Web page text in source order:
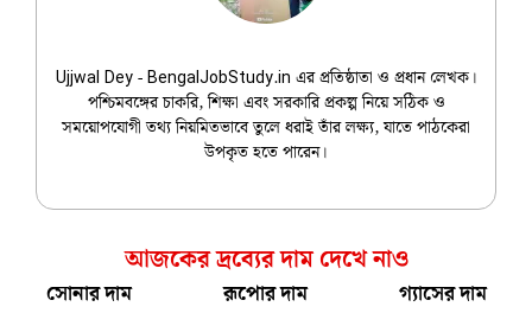
Ujjwal Dey - BengalJobStudy.in এর প্রতিষ্ঠাতা ও প্রধান লেখক।
পশ্চিমবঙ্গের চাকরি, শিক্ষা এবং সরকারি প্রকল্প নিয়ে সঠিক ও
সময়োপযোগী তথ্য নিয়মিতভাবে তুলে ধরাই তাঁর লক্ষ্য, যাতে পাঠকেরা
উপকৃত হতে পারেন।
আজকের দ্রব্যের দাম দেখে নাও
সোনার দাম রূপোর দাম গ্যাসের দাম